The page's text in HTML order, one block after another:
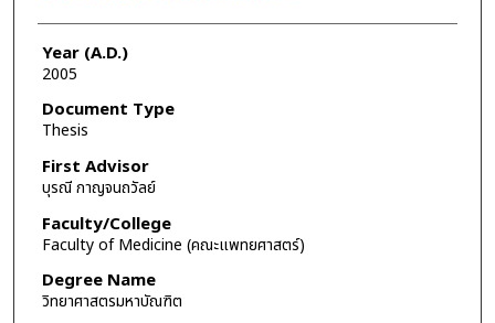
Year (A.D.)
2005
Document Type
Thesis
First Advisor
บุรณี กาญจนถวัลย์
Faculty/College
Faculty of Medicine (คณะแพทยศาสตร์)
Degree Name
วิทยาศาสตรมหาบัณฑิต